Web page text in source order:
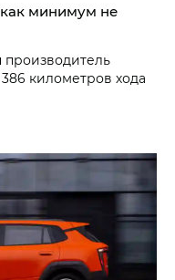
как минимум не
производитель
километров хода